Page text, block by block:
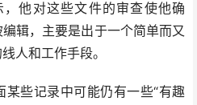
，他对这些文件的审查使他确
辑，主要是出于一个简单而又
人和工作手段。
些记录中可能仍有一些“有趣